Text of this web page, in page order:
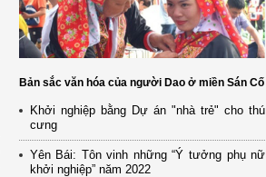
Bản sắc văn hóa của người Dao ở miền Sán Cố
Khởi nghiệp bằng Dự án "nhà trẻ" cho thú
cưng
Yên Bái: Tôn vinh những “Ý tưởng phụ nữ
khởi nghiệp” năm 2022